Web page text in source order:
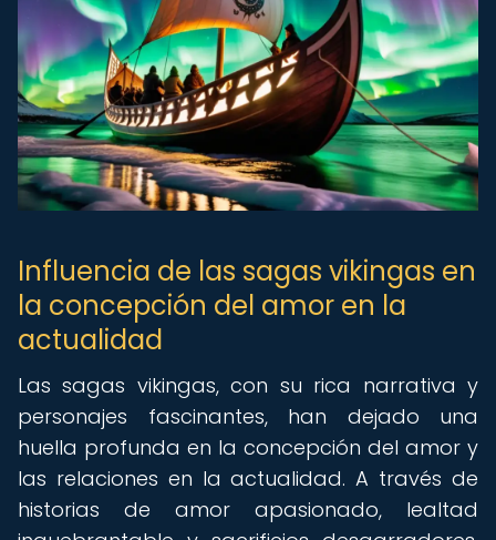
Influencia de las sagas vikingas en
la concepción del amor en la
actualidad
Las sagas vikingas, con su rica narrativa y
personajes fascinantes, han dejado una
huella profunda en la concepción del amor y
las relaciones en la actualidad. A través de
historias de amor apasionado, lealtad